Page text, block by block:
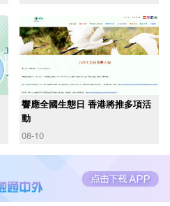
響應全國生態日 香港將推多項活
動
08-10